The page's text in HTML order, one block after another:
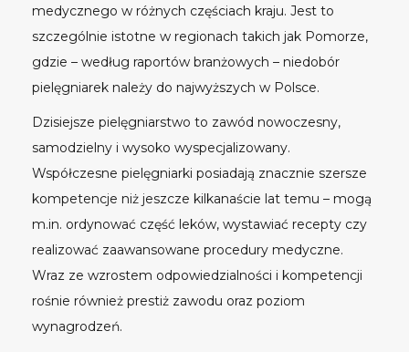
medycznego w różnych częściach kraju. Jest to
szczególnie istotne w regionach takich jak Pomorze,
gdzie – według raportów branżowych – niedobór
pielęgniarek należy do najwyższych w Polsce.
Dzisiejsze pielęgniarstwo to zawód nowoczesny,
samodzielny i wysoko wyspecjalizowany.
Współczesne pielęgniarki posiadają znacznie szersze
kompetencje niż jeszcze kilkanaście lat temu – mogą
m.in. ordynować część leków, wystawiać recepty czy
realizować zaawansowane procedury medyczne.
Wraz ze wzrostem odpowiedzialności i kompetencji
rośnie również prestiż zawodu oraz poziom
wynagrodzeń.